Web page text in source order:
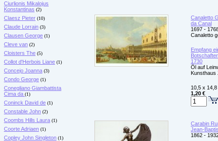
Ciurlionis Mikalojus
Konstantinas (2)
Claesz Pieter (10)
Claude Lorrain (3)
Clausen George (1)
Cleve van (2)
Cloisters The (5)
Collot d'Herbois Liane (1)
Concejo Joanna (3)
Condo George (1)
Conegliano Giambattista
Cima da (1)
Coninck David de (1)
Constable John (2)
Coombs Hills Laura (1)
Coorte Adriaen (1)
Copley John Singleton (1)
Canaletto
da Canal
1697 -
Canaletto
Empfang
1730
Öl auf
Kunsthaus
10,5 x 14,8
1,20 €
Carabin
Jean-
1862 -